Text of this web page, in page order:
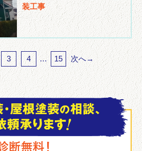
装工事
3 4 … 15 次へ→